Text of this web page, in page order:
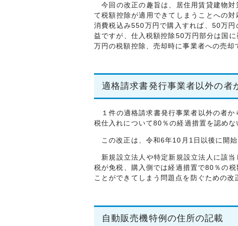
今回の改正の趣旨は、居住用賃貸建物対
て税額控除が適用できてしまうことへの
消費税込み550万円で購入すれば、50万
益ですが、仕入税額控除50万円部分は国
万円の税額控除、売却時に事業者への売
適格請求書発行事業者以外の者
１件の適格請求書発行事業者以外の者か
税仕入れについて80％の経過措置を認めな
この改正は、令和6年10月1日以後に開始
新規設立法人や特定新規設立法人に該当
税が免税、購入側では経過措置で80％の
ことができてしまう問題点を防ぐための改
自動販売機特例の住所の記載